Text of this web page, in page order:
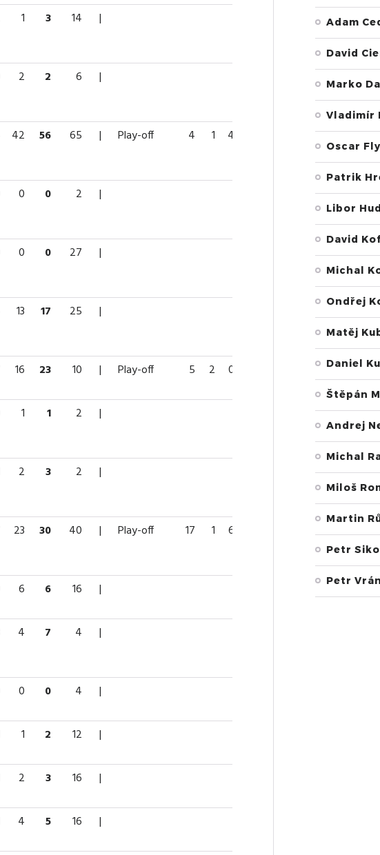
1 3 14 |
2 2 6 |
42 56 65 | Play-off 4 1 4
0 0 2 |
0 0 27 |
13 17 25 |
16 23 10 | Play-off 5 2 0
1 1 2 |
2 3 2 |
23 30 40 | Play-off 17 1 6
6 6 16 |
4 7 4 |
0 0 4 |
1 2 12 |
2 3 16 |
4 5 16 |
Adam
David
Marko
Vladimír
Oscar
Patrik
Libor
David
Michal
Ondřej
Matěj
Daniel
Štěpán
Andrej
Michal
Miloš
Martin
Petr
Petr